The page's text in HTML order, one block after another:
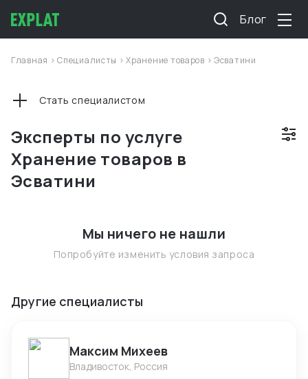
Блог
Главная >Специалисты >Хранение товаров >Эсватини
Эксперты по услуге
Хранение товаров в
Эсватини
Стать специалистом
Мы ничего не нашли
Попробуйте изменить условия запроса
Другие специалисты
Максим Михеев
Владивосток, Россия